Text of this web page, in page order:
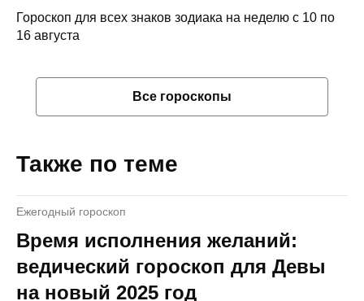
Гороскоп для всех знаков зодиака на неделю с 10 по
16 августа
Все гороскопы
Также по теме
Ежегодный гороскоп
Время исполнения желаний:
ведический гороскоп для Девы
на новый 2025 год